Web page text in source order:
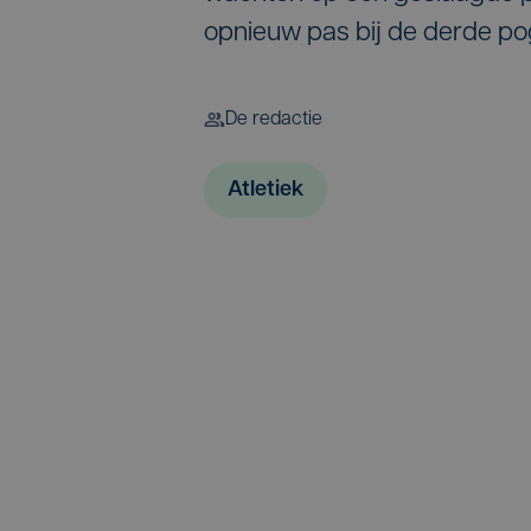
opnieuw pas bij de derde
De redactie
Atletiek